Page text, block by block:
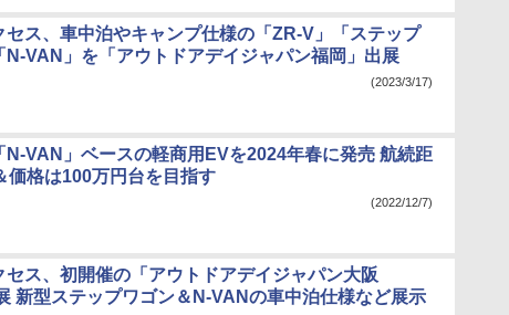
セス、車中泊やキャンプ仕様の「ZR-V」「ステップ
N-VAN」を「アウトドアデイジャパン福岡」出展
(2023/3/17)
N-VAN」ベースの軽商用EVを2024年春に発売 航続距
価格は100万円台を目指す
(2022/12/7)
セス、初開催の「アウトドアデイジャパン大阪
新型ステップワゴン＆N-VANの車中泊仕様など展示